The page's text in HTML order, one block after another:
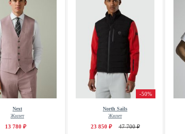
Next
Жилет
13 780 ₽
-50%
North Sails
Жилет
23 850 ₽ 47 700 ₽